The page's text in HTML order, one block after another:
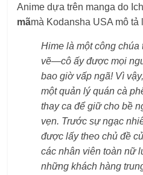
Anime dựa trên manga do
mãmà Kodansha USA mô tả
Hime là một công
vẽ—cô ấy được mọi
bao giờ vấp ngã! Vì
một quản lý quán cà
thay ca để giữ cho bề
vẹn. Trước sự ngạc
được lấy theo chủ đề
các nhân viên toàn nữ
những khách hàng